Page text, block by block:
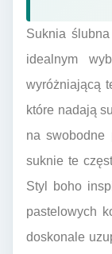
Suknia
idealnym
wyróżniającą
które nadają
na swobodne
suknie te
Styl boho
pastelowych
doskonale